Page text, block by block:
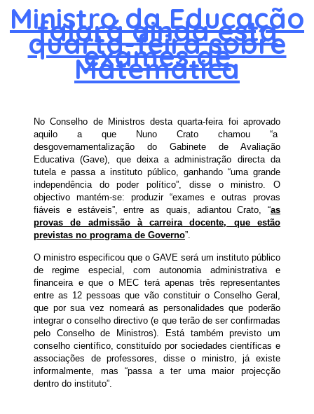
Ministro da Educação
falará ainda esta
quarta-feira sobre
exames de
Matemática
No Conselho de Ministros desta quarta-feira foi aprovado
aquilo a que Nuno Crato chamou “a
desgovernamentalização do Gabinete de Avaliação
Educativa (Gave), que deixa a administração directa da
tutela e passa a instituto público, ganhando “uma grande
independência do poder político”, disse o ministro. O
objectivo mantém-se: produzir “exames e outras provas
fiáveis e estáveis”, entre as quais, adiantou Crato, “as
provas de admissão à carreira docente, que estão
previstas no programa de Governo”.
O ministro especificou que o GAVE será um instituto público
de regime especial, com autonomia administrativa e
financeira e que o MEC terá apenas três representantes
entre as 12 pessoas que vão constituir o Conselho Geral,
que por sua vez nomeará as personalidades que poderão
integrar o conselho directivo (e que terão de ser confirmadas
pelo Conselho de Ministros). Está também previsto um
conselho científico, constituído por sociedades científicas e
associações de professores, disse o ministro, já existe
informalmente, mas “passa a ter uma maior projecção
dentro do instituto”.